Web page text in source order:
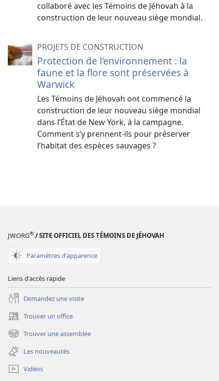
collaboré avec les Témoins de Jéhovah à la
construction de leur nouveau siège mondial.
PROJETS DE CONSTRUCTION
Protection de l’environnement : la
faune et la flore sont préservées à
Warwick
Les Témoins de Jéhovah ont commencé la
construction de leur nouveau siège mondial
dans l’État de New York, à la campagne.
Comment s’y prennent-ils pour préserver
l’habitat des espèces sauvages ?
JW.ORG® / SITE OFFICIEL DES TÉMOINS DE JÉHOVAH
Paramètres d'apparence
Liens d'accès rapide
Demandez une visite
Trouver un office
(ouvre
une
nouvelle
fenêtre)
Trouver une assemblée
(ouvre
une
nouvelle
fenêtre)
Les nouveautés
Vidéos